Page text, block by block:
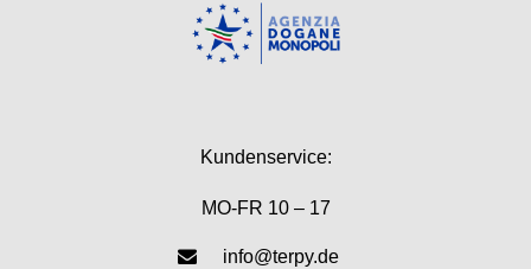
Kundenservice:
MO-FR 10 – 17
info@terpy.de